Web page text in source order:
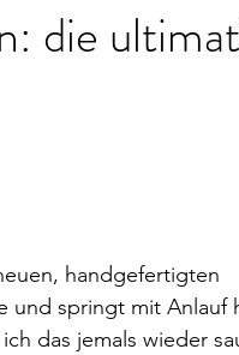
die
handgefertigten
und springt mit Anlauf
das jemals wieder